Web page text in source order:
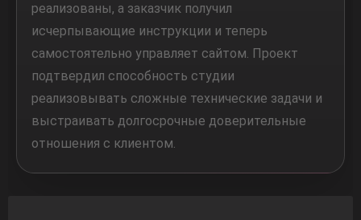
реализованы, а заказчик получил
исчерпывающие инструкции и теперь
самостоятельно управляет сайтом. Проект
подтвердил способность студии
реализовывать сложные технические задачи и
выстраивать долгосрочные доверительные
отношения с клиентом.